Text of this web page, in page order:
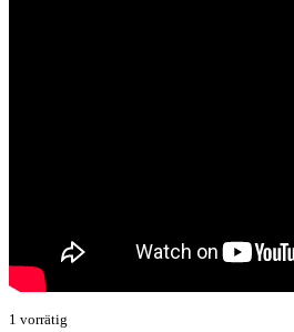
1 vorrätig